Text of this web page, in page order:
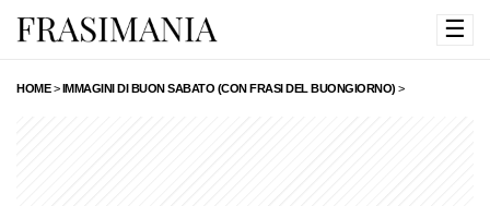
☰
HOME>IMMAGINI DI BUON SABATO (CON FRASI DEL BUONGIORNO) >